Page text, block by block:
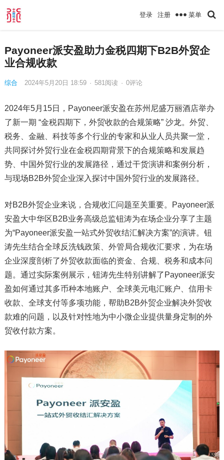
登录 注册 菜单
Payoneer派安盈助力金税四期下B2B外贸企
业合规收款
综合 2024年5月20日 18:59 · 581 阅读 · 0评论
2024年5月15日，Payoneer派安盈在苏州尼盛万丽酒店举办
了新一期 “金税四期下，外贸收款的合规策略” 沙龙。外贸、
税务、金融、科技等多个行业的专家和从业人员共聚一堂，
共同探讨外贸行业在金税四期背景下的合规策略和发展趋
势、中国外贸行业的发展路径，通过干货演讲和案例分析，
与现场B2B外贸企业深入探讨中国外贸行业的发展路径。
对B2B外贸企业来说，合规收汇问题至关重要。Payoneer派
安盈大中华区B2B业务高级总监钮涛为在场企业分享了主题
为“Payoneer派安盈一站式外贸收结汇解决方案”的演讲。钮
涛先生结合全球反洗钱政策、外管局合规收汇要求，为在场
企业深度剖析了外贸收款面临的资金、合规、税务和成本问
题。通过实际案例展示，钮涛先生特别讲解了Payoneer派安
盈如何通过其多币种本地账户、全球美元电汇账户、信用卡
收款、全球支付等多项功能，帮助B2B外贸企业解决外贸收
款难的问题，以及针对性地为中小微企业提供量身定制的外
贸收付款方案。